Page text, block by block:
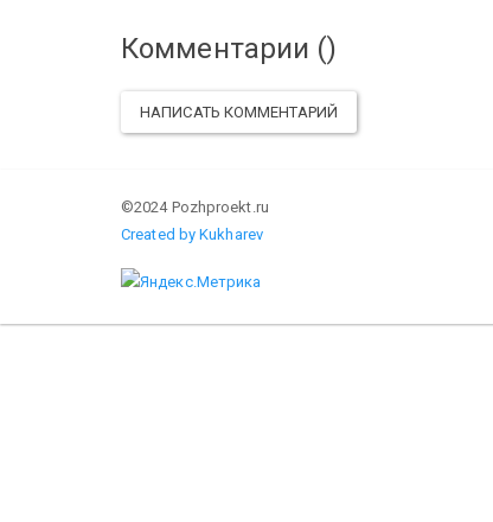
Комментарии ()
НАПИСАТЬ КОММЕНТАРИЙ
©2024 Pozhproekt.ru
Created by Kukharev